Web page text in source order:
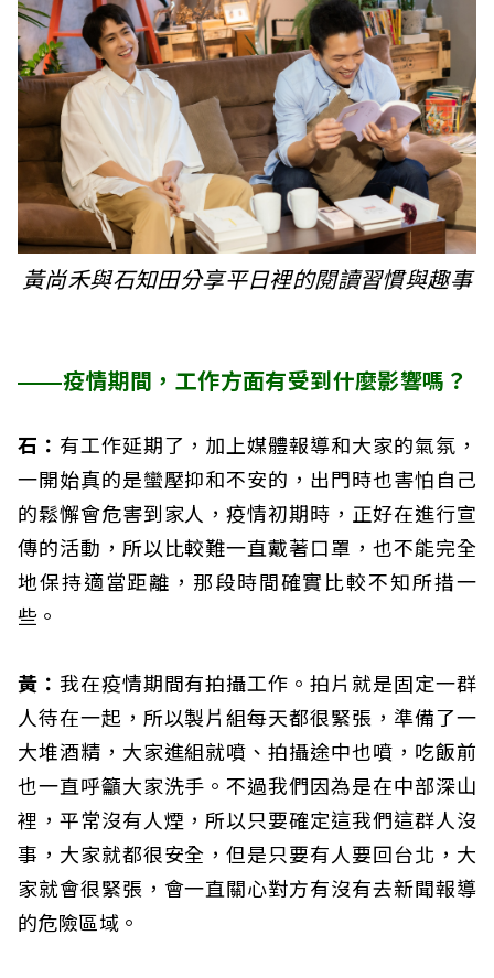
黃尚禾與石知田分享平日裡的閱讀習慣與趣事
——疫情期間，工作方面有受到什麼影響嗎？
石： 有工作延期了，加上媒體報導和大家的氣氛，
一開始真的是蠻壓抑和不安的，出門時也害怕自己
的鬆懈會危害到家人，疫情初期時，正好在進行宣
傳的活動，所以比較難一直戴著口罩，也不能完全
地保持適當距離，那段時間確實比較不知所措一
些。
黃： 我在疫情期間有拍攝工作。拍片就是固定一群
人待在一起，所以製片組每天都很緊張，準備了一
大堆酒精，大家進組就噴、拍攝途中也噴，吃飯前
也一直呼籲大家洗手。不過我們因為是在中部深山
裡，平常沒有人煙，所以只要確定這我們這群人沒
事，大家就都很安全，但是只要有人要回台北，大
家就會很緊張，會一直關心對方有沒有去新聞報導
的危險區域。